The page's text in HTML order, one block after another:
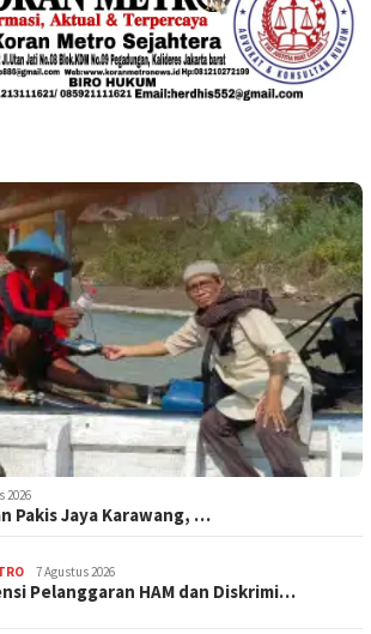
2026
Pakis Jaya Karawang, …
7 Agustus 2026
Pelanggaran HAM dan Diskrimi…